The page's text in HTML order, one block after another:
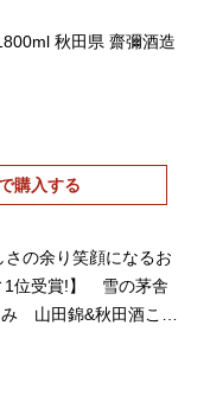
秋田県 齋彌酒造
購入する
さの余り笑顔になるお
1位受賞!】 雪の茅舎
山田錦&秋田酒こま